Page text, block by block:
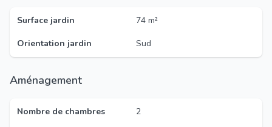
Surface jardin
74 m²
Orientation jardin
Sud
Aménagement
Nombre de chambres
2